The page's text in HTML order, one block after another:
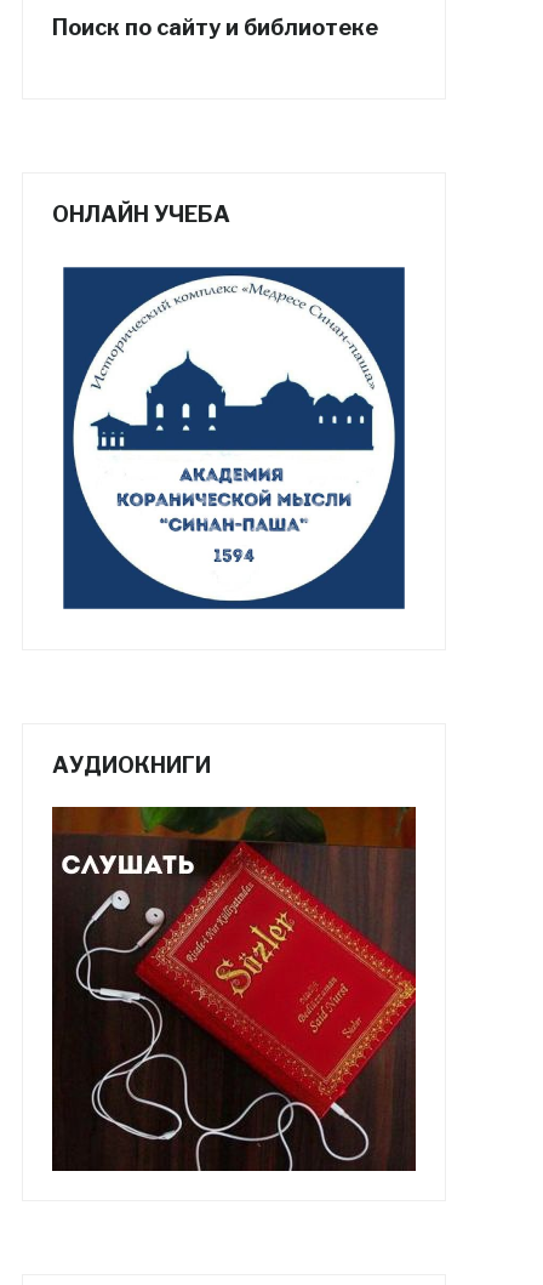
Поиск по сайту и библиотеке
ОНЛАЙН УЧЕБА
АУДИОКНИГИ